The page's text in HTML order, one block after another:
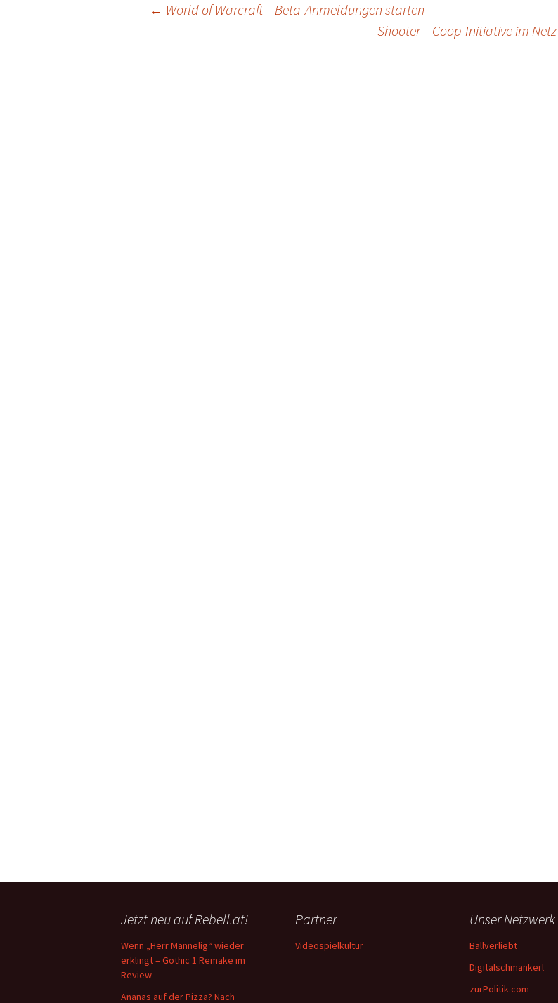
← World of Warcraft – Beta-Anmeldungen starten
Shooter – Coop-Initiative im Netz
Jetzt neu auf Rebell.at!
Wenn „Herr Mannelig“ wieder
erklingt – Gothic 1 Remake im
Review
Ananas auf der Pizza? Nach
Partner
Videospielkultur
Unser Netzwerk
Ballverliebt
Digitalschmankerl
zurPolitik.com